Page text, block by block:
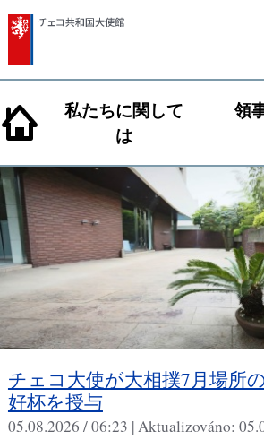
私たちに関して
は
領
チェコ大使が大相撲7月場所
好杯を授与
05.08.2026 / 06:23 |Aktualizováno: